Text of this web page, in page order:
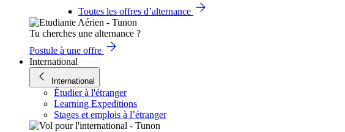
Toutes les offres d’alternance
Tu cherches une alternance ?
Postule à une offre
International
International
Étudier à l'étranger
Learning Expeditions
Stages et emplois à l’étranger